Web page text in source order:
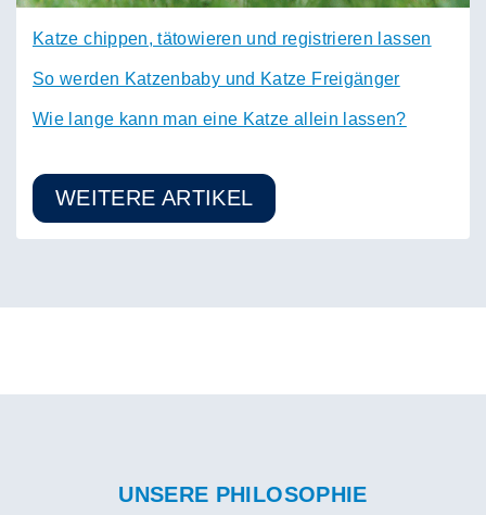
Katze chippen, tätowieren und registrieren lassen
So werden Katzenbaby und Katze Freigänger
Wie lange kann man eine Katze allein lassen?
WEITERE ARTIKEL
UNSERE PHILOSOPHIE